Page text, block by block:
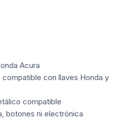
Acura
con llaves Honda y
compatible
botones ni electrónica